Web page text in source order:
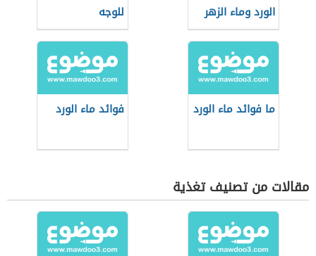
الورد وماء الزهر
للوجه
ما فوائد ماء الورد فوائد ماء الورد
مقالات من تصنيف تغذية